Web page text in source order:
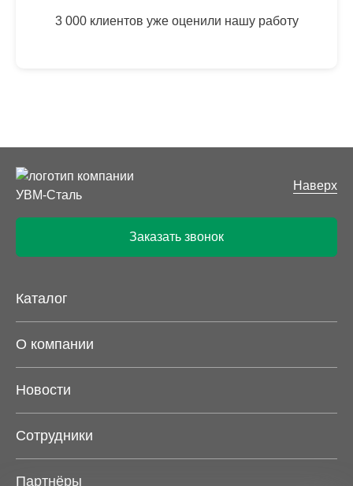
3 000 клиентов уже оценили нашу работу
Наверх
Заказать звонок
Каталог
О компании
Новости
Сотрудники
Партнёры